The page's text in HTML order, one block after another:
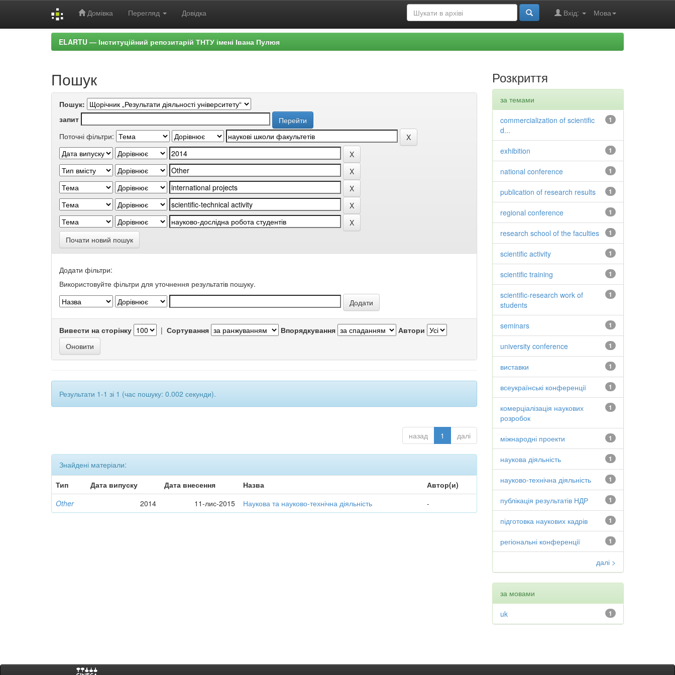
Домівка Перегляд Довідка Мова
Вхід:
ELARTU — Інституційний репозитарій ТНТУ імені Івана Пулюя
Пошук
Пошук:
запит
Поточні фільтри:
Почати новий пошук
Додати фільтри:
Використовуйте фільтри для уточнення результатів пошуку.
Вивести на сторінку | Сортування Впорядкування Автори
Результати 1-1 зі 1 (час пошуку: 0.002 секунди).
назад 1 далі
Знайдені матеріали:
Тип
Дата випуску Дата внесення Назва
Автор(и)
Other
2014 11-лис-2015 Наукова та науково-технічна діяльність -
Розкриття
за темами
1
commercialization of scientific
d...
1
exhibition
1
national conference
1
publication of research results
1
regional conference
1
research school of the faculties
1
scientific activity
1
scientific training
1
scientific-research work of
students
1
seminars
1
university conference
1
виставки
1
всеукраїнські конференції
1
комерціалізація наукових
розробок
1
міжнародні проекти
1
наукова діяльність
1
науково-технічна діяльність
1
публікація результатів НДР
1
підготовка наукових кадрів
1
регіональні конференції
далі >
за мовами
1
uk